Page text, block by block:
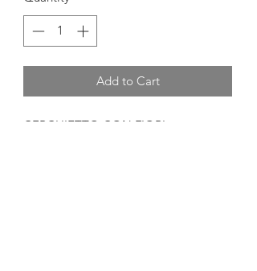
Add to Cart
CERCHIETTO CON FIORI